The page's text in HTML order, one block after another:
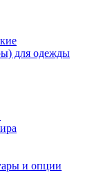
для одежды
и опции